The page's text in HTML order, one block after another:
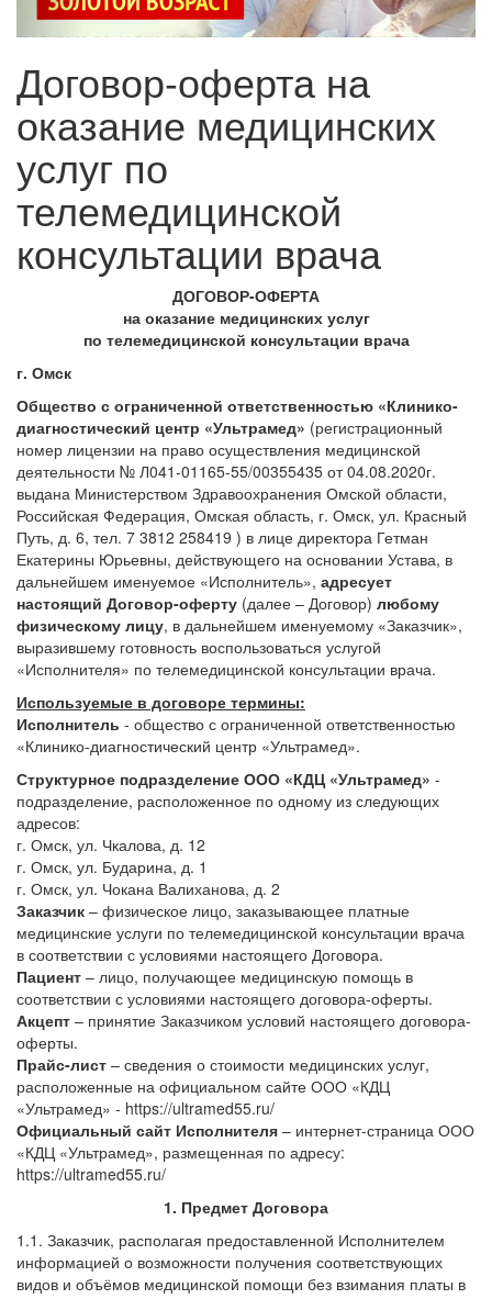
Договор-оферта на
оказание медицинских
услуг по
телемедицинской
консультации врача
ДОГОВОР-ОФЕРТА
на оказание медицинских услуг
по телемедицинской консультации врача
г. Омск
Общество с ограниченной ответственностью «Клинико-
диагностический центр «Ультрамед» (регистрационный
номер лицензии на право осуществления медицинской
деятельности № Л041-01165-55/00355435 от 04.08.2020г.
выдана Министерством Здравоохранения Омской области,
Российская Федерация, Омская область, г. Омск, ул. Красный
Путь, д. 6, тел. 7 3812 258419 ) в лице директора Гетман
Екатерины Юрьевны, действующего на основании Устава, в
дальнейшем именуемое «Исполнитель», адресует
настоящий Договор-оферту (далее – Договор) любому
физическому лицу, в дальнейшем именуемому «Заказчик»,
выразившему готовность воспользоваться услугой
«Исполнителя» по телемедицинской консультации врача.
Используемые в договоре термины:
Исполнитель - общество с ограниченной ответственностью
«Клинико-диагностический центр «Ультрамед».
Структурное подразделение ООО «КДЦ «Ультрамед» -
подразделение, расположенное по одному из следующих
адресов:
г. Омск, ул. Чкалова, д. 12
г. Омск, ул. Бударина, д. 1
г. Омск, ул. Чокана Валиханова, д. 2
Заказчик – физическое лицо, заказывающее платные
медицинские услуги по телемедицинской консультации врача
в соответствии с условиями настоящего Договора.
Пациент – лицо, получающее медицинскую помощь в
соответствии с условиями настоящего договора-оферты.
Акцепт – принятие Заказчиком условий настоящего договора-
оферты.
Прайс-лист – сведения о стоимости медицинских услуг,
расположенные на официальном сайте ООО «КДЦ
«Ультрамед» - https://ultramed55.ru/
Официальный сайт Исполнителя – интернет-страница ООО
«КДЦ «Ультрамед», размещенная по адресу:
https://ultramed55.ru/
1. Предмет Договора
1.1. Заказчик, располагая предоставленной Исполнителем
информацией о возможности получения соответствующих
видов и объёмов медицинской помощи без взимания платы в